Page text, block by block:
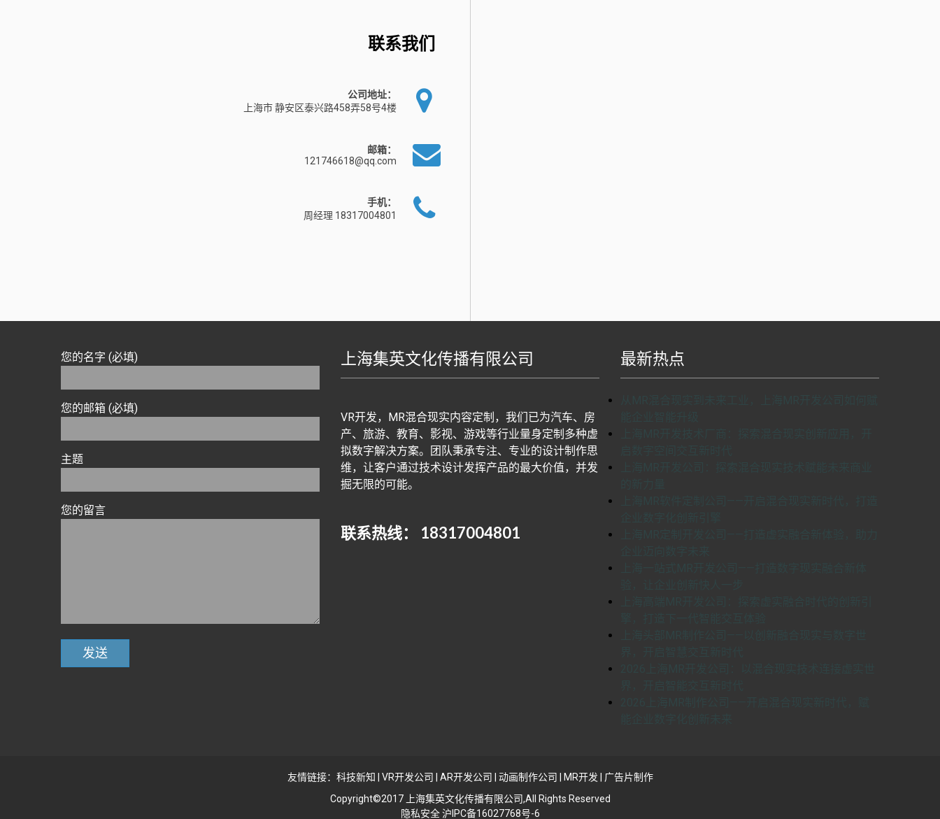
联系我们
公司地址：
上海市 静安区泰兴路458弄58号4楼
邮箱：
121746618@qq.com
手机：
周经理 18317004801
您的名字 (必填)
您的邮箱 (必填)
主题
您的留言
上海集英文化传播有限公司
VR开发，MR混合现实内容定制，我们已为汽车、房
产、旅游、教育、影视、游戏等行业量身定制多种虚
拟数字解决方案。团队秉承专注、专业的设计制作思
维，让客户通过技术设计发挥产品的最大价值，并发
掘无限的可能。
联系热线： 18317004801
最新热点
友情链接： 科技新知 VR开发公司 AR开发公司 动画制作公司 MR开发
广告片制作
Copyright©2017 上海集英文化传播有限公司,All Rights Reserved
隐私安全 沪IPC备16027768号-6